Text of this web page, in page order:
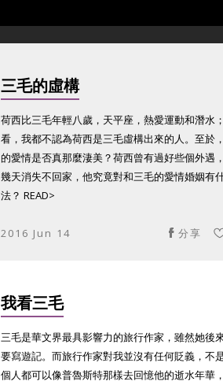
三毛的虛構
荷西比三毛年輕八歲，天平座，熱愛運動和潛水
看，我都不認為荷西是三毛虛構出來的人。至於
的愛情是否真那麼淒美？荷西曾有過好些個外遇
幾天消失不回家，他究竟對和三毛的愛情婚姻有
法？ READ>
2016 Jun 14 分享
我看三毛
三毛是華文界最具影響力的旅行作家，雖然她後
要寫遊記。而旅行作家對我並沒有任何貶義，不
個人都可以像普魯斯特那樣去回憶他的逝水年華